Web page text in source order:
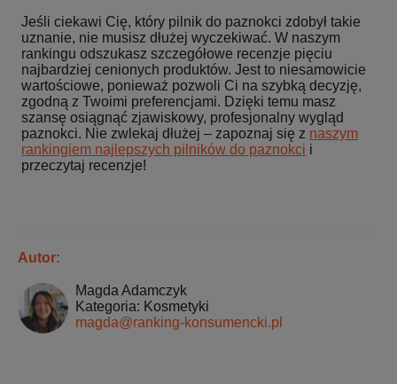
Jeśli ciekawi Cię, który pilnik do paznokci zdobył takie
uznanie, nie musisz dłużej wyczekiwać. W naszym
rankingu odszukasz szczegółowe recenzje pięciu
najbardziej cenionych produktów. Jest to niesamowicie
wartościowe, ponieważ pozwoli Ci na szybką decyzję,
zgodną z Twoimi preferencjami. Dzięki temu masz
szansę osiągnąć zjawiskowy, profesjonalny wygląd
paznokci. Nie zwlekaj dłużej – zapoznaj się z naszym
rankingiem najlepszych pilników do paznokci i
przeczytaj recenzje!
Autor:
Magda Adamczyk
Kategoria: Kosmetyki
magda@ranking-konsumencki.pl